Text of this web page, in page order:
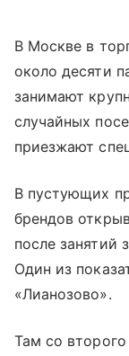
В Москве в
около десяти
занимают
случайных
приезжают
В пустующих
брендов
после занятий
Один из
«Лианозово».
Там со